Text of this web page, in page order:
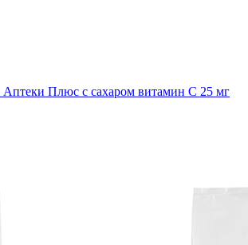
Аптеки Плюс с сахаром витамин С 25 мг